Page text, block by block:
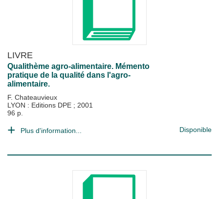
LIVRE
Qualithème agro-alimentaire. Mémento
pratique de la qualité dans l'agro-
alimentaire.
F. Chateauvieux
LYON : Editions DPE ; 2001
96 p.
Plus d'information... Disponible